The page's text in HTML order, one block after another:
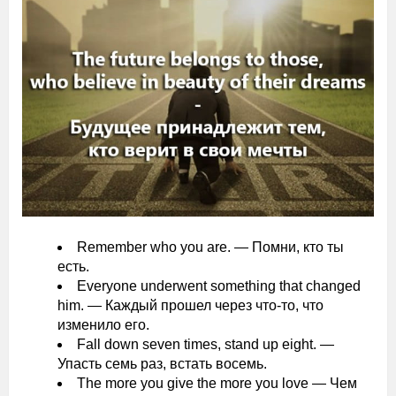
Remember who you are. — Помни, кто ты
есть.
Everyone underwent something that changed
him. — Каждый прошел через что-то, что
изменило его.
Fall down seven times, stand up eight. —
Упасть семь раз, встать восемь.
The more you give the more you love — Чем